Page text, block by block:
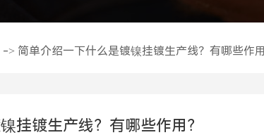
-> 简单介绍一下什么是镀镍挂镀生产线？有哪些作用
挂镀生产线？有哪些作用？